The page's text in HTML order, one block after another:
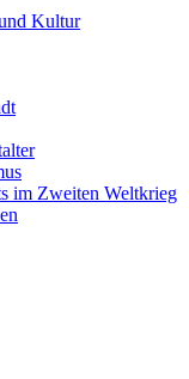
Kultur
im Zweiten Weltkrieg